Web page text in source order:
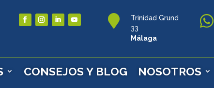

Trinidad Grund
33
Málaga

CONSEJOS Y BLOG NOSOTROS